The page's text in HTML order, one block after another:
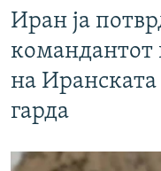
Иран ја
командантот
на
гарда